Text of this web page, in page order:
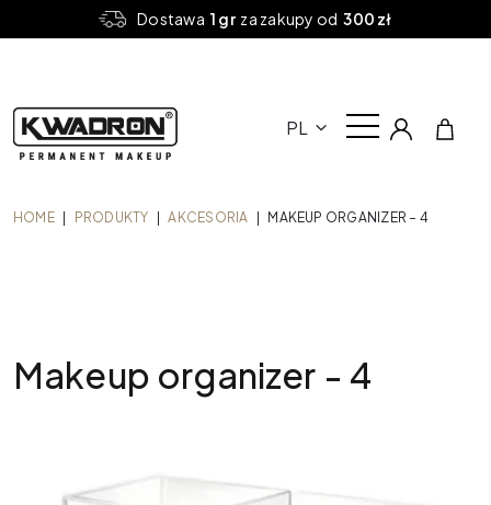
Dostawa 1 grza zakupy od 300 zł
PL
HOME PRODUKTY AKCESORIA MAKEUP ORGANIZER – 4
Makeup organizer - 4